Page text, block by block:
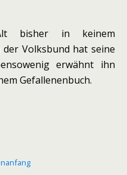
bisher in keinem
der Volksbund hat seine
erwähnt ihn
Gefallenenbuch.